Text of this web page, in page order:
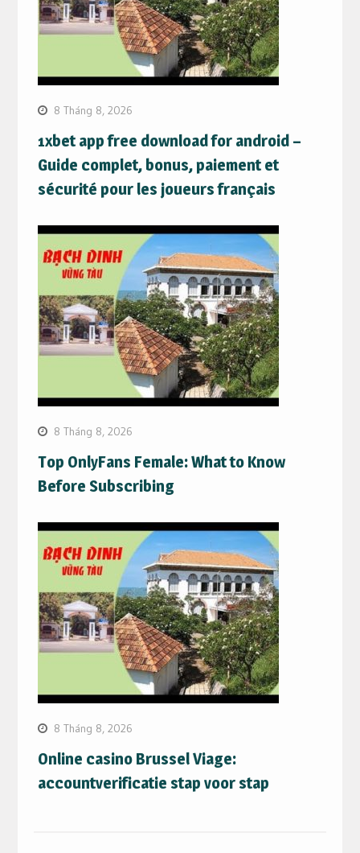
8 Tháng 8, 2026
1xbet app free download for android –
Guide complet, bonus, paiement et
sécurité pour les joueurs français
8 Tháng 8, 2026
Top OnlyFans Female: What to Know
Before Subscribing
8 Tháng 8, 2026
Online casino Brussel Viage:
accountverificatie stap voor stap